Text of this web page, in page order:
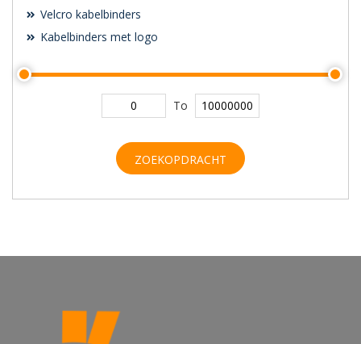
Velcro kabelbinders
Kabelbinders met logo
To
ZOEKOPDRACHT